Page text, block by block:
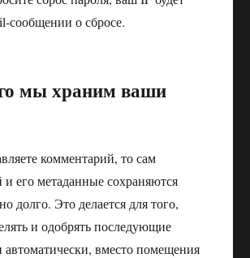
сообщении о сбросе.
мы храним ваши
комментарий, то сам
его метаданные сохраняются
долго. Это делается для того,
и одобрять последующие
автоматически, вместо помещения